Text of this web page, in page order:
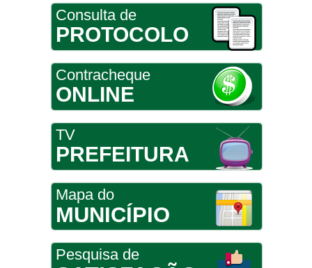
Consulta de
PROTOCOLO
Contracheque
ONLINE
TV
PREFEITURA
Mapa do
MUNICÍPIO
Pesquisa de